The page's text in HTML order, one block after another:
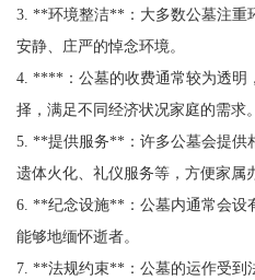
3. **环境整洁**：大多数公墓注重
安静、庄严的悼念环境。
4. ****：公墓的收费通常较为透明
择，满足不同经济状况家庭的需求。
5. **提供服务**：许多公墓会提供
遗体火化、礼仪服务等，方便家属
6. **纪念设施**：公墓内通常会设
能够地缅怀逝者。
7. **法规约束**：公墓的运作受到